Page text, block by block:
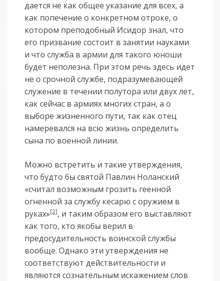
дается не как общее указание для всех, а
как попечение о конкретном отроке, о
котором преподобный Исидор знал, что
его призвание состоит в занятии науками
и что служба в армии для такого юноши
будет неполезна. При этом речь здесь идет
не о срочной службе, подразумевающей
служение в течении полутора или двух лет,
как сейчас в армиях многих стран, а о
выборе жизненного пути, так как отец
намеревался на всю жизнь определить
сына по военной линии.
Можно встретить и такие утверждения,
что будто бы святой Павлин Ноланский
«считал возможным грозить геенной
огненной за службу кесарю с оружием в
руках»[2], и таким образом его выставляют
как того, кто якобы верил в
предосудительность воинской службы
вообще. Однако эти утверждения не
соответствуют действительности и
являются сознательным искажением слов